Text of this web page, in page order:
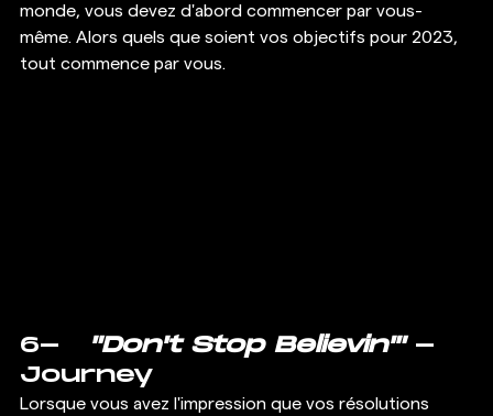
monde, vous devez d'abord commencer par vous-
même. Alors quels que soient vos objectifs pour 2023,
tout commence par vous.
6- "Don't Stop Believin'" -
Journey
Lorsque vous avez l'impression que vos résolutions